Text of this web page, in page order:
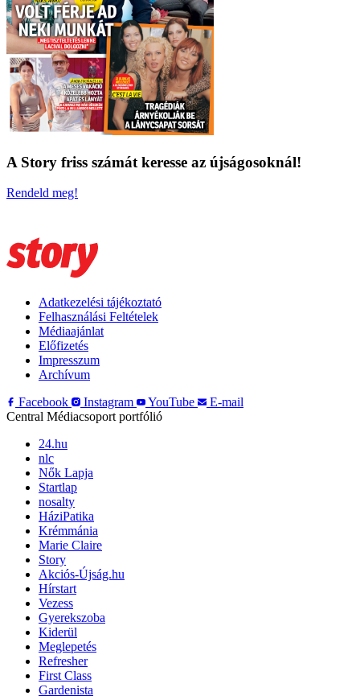
A Story friss számát keresse az újságosoknál!
Rendeld meg!
Adatkezelési tájékoztató
Felhasználási Feltételek
Médiaajánlat
Előfizetés
Impresszum
Archívum
Facebook
Instagram YouTube
E-mail
Central Médiacsoport portfólió
24.hu
nlc
Nők Lapja
Startlap
nosalty
HáziPatika
Krémmánia
Marie Claire
Story
Akciós-Újság.hu
Hírstart
Vezess
Gyerekszoba
Kiderül
Meglepetés
Refresher
First Class
Gardenista